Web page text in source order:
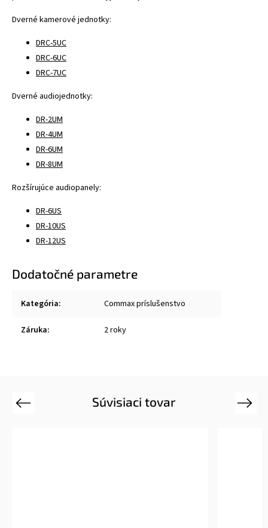
Dverné kamerové jednotky:
DRC-5UC
DRC-6UC
DRC-7UC
Dverné audiojednotky:
DR-2UM
DR-4UM
DR-6UM
DR-8UM
Rozšírujúce audiopanely:
DR-6US
DR-10US
DR-12US
Dodatočné parametre
Kategória: Commax príslušenstvo
Záruka: 2 roky
Súvisiaci tovar
Previous Next